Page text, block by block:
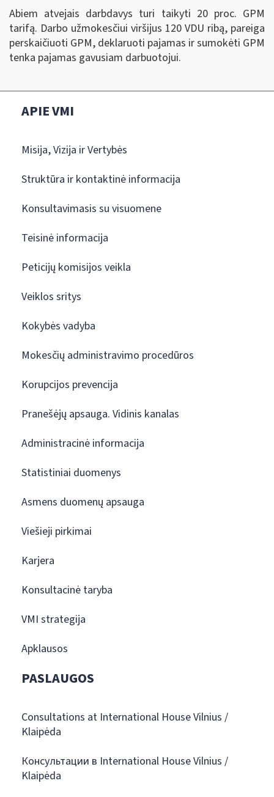
Abiem atvejais darbdavys turi taikyti 20 proc. GPM
tarifą. Darbo užmokesčiui viršijus 120 VDU ribą, pareiga
perskaičiuoti GPM, deklaruoti pajamas ir sumokėti GPM
tenka pajamas gavusiam darbuotojui.
APIE VMI
Misija, Vizija ir Vertybės
Struktūra ir kontaktinė informacija
Konsultavimasis su visuomene
Teisinė informacija
Peticijų komisijos veikla
Veiklos sritys
Kokybės vadyba
Mokesčių administravimo procedūros
Korupcijos prevencija
Pranešėjų apsauga. Vidinis kanalas
Administracinė informacija
Statistiniai duomenys
Asmens duomenų apsauga
Viešieji pirkimai
Karjera
Konsultacinė taryba
VMI strategija
Apklausos
PASLAUGOS
Consultations at International House Vilnius /
Klaipėda
Консультации в International House Vilnius /
Klaipėda